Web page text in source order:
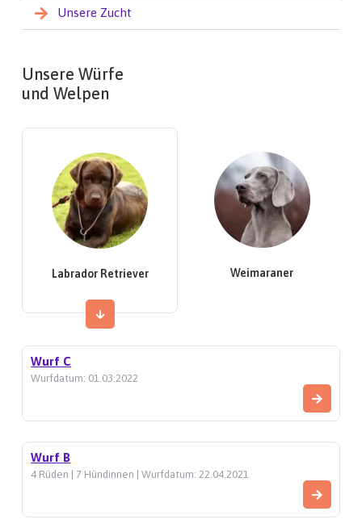
Unsere Zucht
Unsere Würfe
und Welpen
Labrador Retriever Weimaraner
Wurf C
Wurfdatum: 01.03.2022
Wurf B
4 Rüden | 7 Hündinnen | Wurfdatum: 22.04.2021